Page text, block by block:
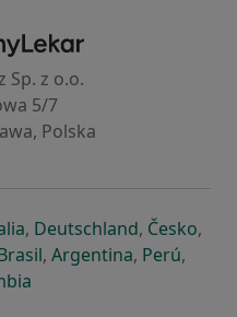
- Hlavní stránka
Sp. z o.o.
5/7
Polska
záložce
v nové záložce
se otevře v nové záložce
, Deutschlandse otevře v
, Českose
,
záložce
v nové záložce
otevře v nové záložce
se otevře v nové
, Argentinase otevře v
, Perúse
,